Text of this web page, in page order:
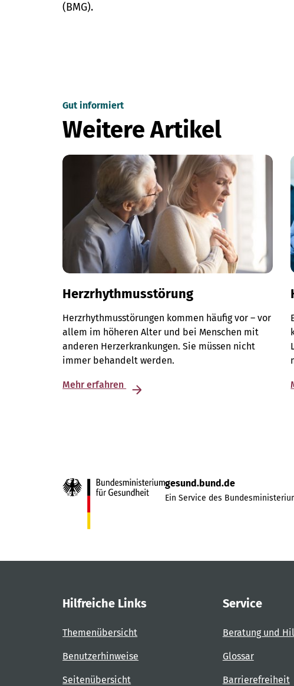
(BMG).
Gut informiert
Weitere Artikel
Herzrhythmusstörung
Herzrhythmusstörungen kommen häufig vor – vor
allem im höheren Alter und bei Menschen mit
anderen Herzerkrankungen. Sie müssen nicht
immer behandelt werden.
Mehr erfahren
gesund.bund.de
Ein Service des
Hilfreiche Links
Themenübersicht
Benutzerhinweise
Seitenübersicht
Service
Beratung und
Glossar
Barrierefreiheit